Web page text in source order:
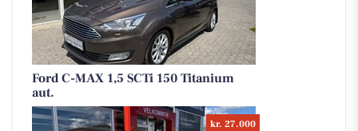
Ford C-MAX 1,5 SCTi 150 Titanium
aut.
kr. 27.000